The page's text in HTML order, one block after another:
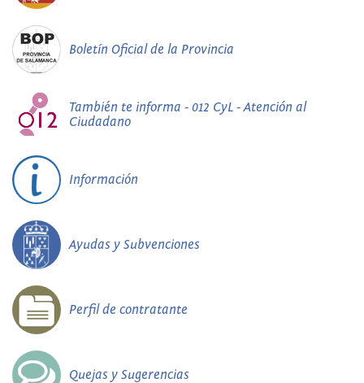
Boletín Oficial de la Provincia
También te informa - 012 CyL - Atención al
Ciudadano
Información
Ayudas y Subvenciones
Perfil de contratante
Quejas y Sugerencias